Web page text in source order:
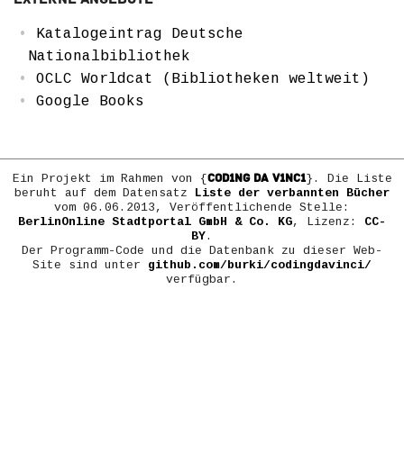
Katalogeintrag Deutsche
Nationalbibliothek
OCLC Worldcat (Bibliotheken weltweit)
Google Books
Ein Projekt im Rahmen von {COD1NG DA V1NC1}. Die Liste
beruht auf dem Datensatz Liste der verbannten Bücher
vom 06.06.2013, Veröffentlichende Stelle:
BerlinOnline Stadtportal GmbH & Co. KG, Lizenz: CC-
BY.
Der Programm-Code und die Datenbank zu dieser Web-
Site sind unter github.com/burki/codingdavinci/
verfügbar.